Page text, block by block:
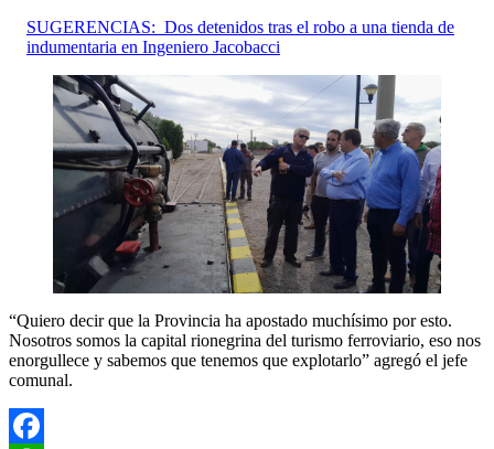
SUGERENCIAS: Dos detenidos tras el robo a una tienda de
indumentaria en Ingeniero Jacobacci
“Quiero decir que la Provincia ha apostado muchísimo por esto.
Nosotros somos la capital rionegrina del turismo ferroviario, eso nos
enorgullece y sabemos que tenemos que explotarlo” agregó el jefe
comunal.